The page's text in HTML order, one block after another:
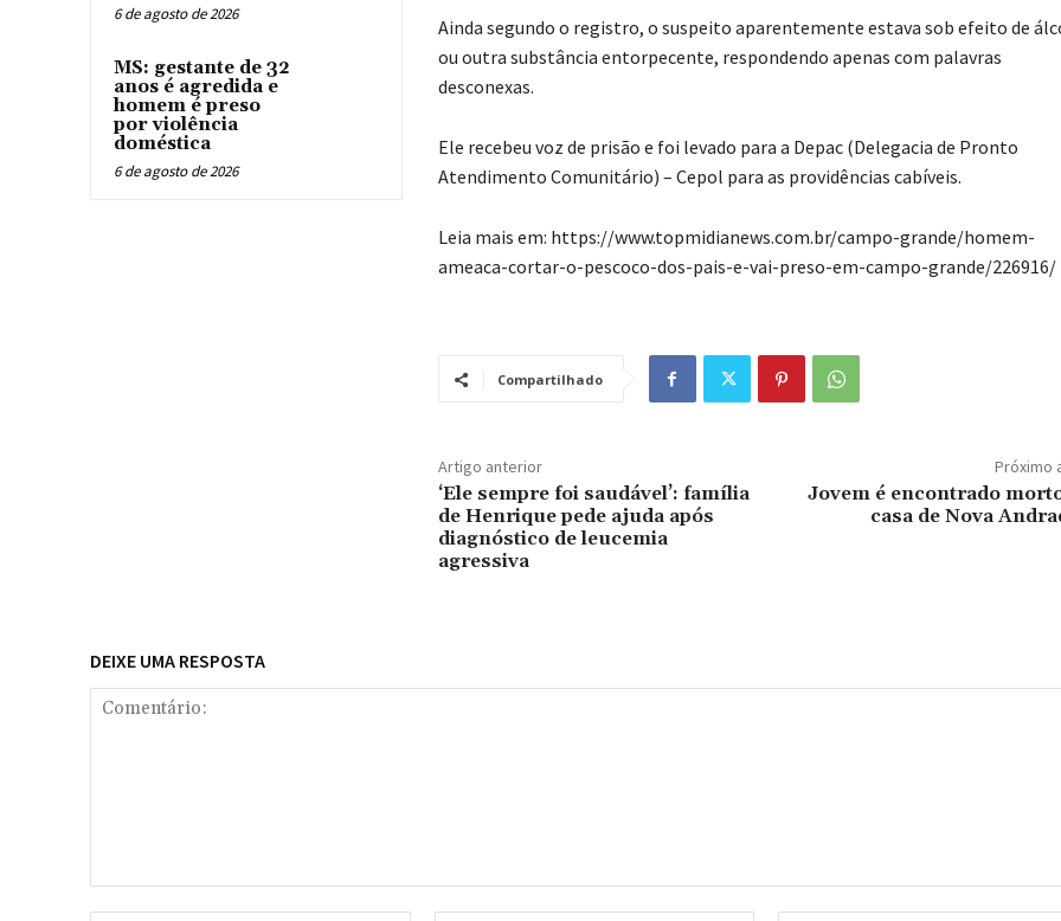
6 de agosto de 2026
MS: gestante de 32
anos é agredida e
homem é preso
por violência
doméstica
6 de agosto de 2026
Ainda segundo o registro, o suspeito aparentemente estava sob efeito de
ou outra substância entorpecente, respondendo apenas com palavras
desconexas.
Ele recebeu voz de prisão e foi levado para a Depac (Delegacia de Pronto
Atendimento Comunitário) – Cepol para as providências cabíveis.
Leia mais em: https://www.topmidianews.com.br/campo-grande/homem-
ameaca-cortar-o-pescoco-dos-pais-e-vai-preso-em-campo-grande/226916/
Compartilhado
Artigo anterior
‘Ele sempre foi saudável’: família
de Henrique pede ajuda após
diagnóstico de leucemia
agressiva
Próximo
Jovem é encontrado
casa de Nova
DEIXE UMA RESPOSTA